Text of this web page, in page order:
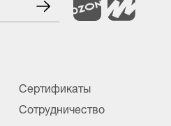
Сертификаты
Сотрудничество